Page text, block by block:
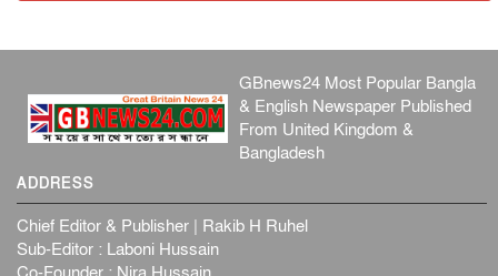
GBnews24 Most Popular Bangla
& English Newspaper Published
From United Kingdom &
Bangladesh
ADDRESS
Chief Editor & Publisher | Rakib H Ruhel
Sub-Editor : Laboni Hussain